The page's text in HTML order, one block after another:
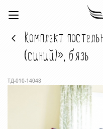
Комплект
(синий)», бязь
ТД-010-14048